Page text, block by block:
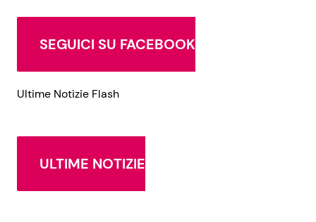
SEGUICI SU FACEBOOK
Ultime Notizie Flash
ULTIME NOTIZIE